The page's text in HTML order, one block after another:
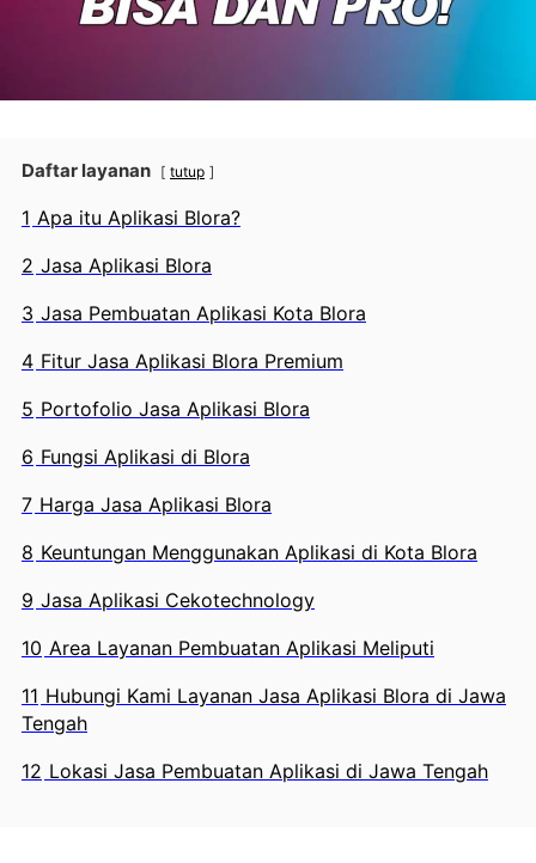
Daftar layanan tutup
1 Apa itu Aplikasi Blora?
2 Jasa Aplikasi Blora
3 Jasa Pembuatan Aplikasi Kota Blora
4 Fitur Jasa Aplikasi Blora Premium
5 Portofolio Jasa Aplikasi Blora
6 Fungsi Aplikasi di Blora
7 Harga Jasa Aplikasi Blora
8 Keuntungan Menggunakan Aplikasi di Kota Blora
9 Jasa Aplikasi Cekotechnology
10 Area Layanan Pembuatan Aplikasi Meliputi
11 Hubungi Kami Layanan Jasa Aplikasi Blora di Jawa
Tengah
12 Lokasi Jasa Pembuatan Aplikasi di Jawa Tengah